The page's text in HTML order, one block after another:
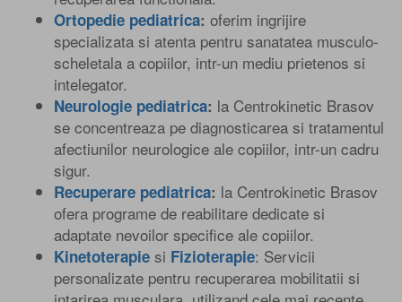
DR. ANDREEA MITULESCU
Medic primar Medicina fizica si de Reabilitare
Ortopedie pediatrica: oferim ingrijire
specializata si atenta pentru sanatatea musculo-
scheletala a copiilor, intr-un mediu prietenos si
intelegator.
Neurologie pediatrica: la Centrokinetic Brasov
se concentreaza pe diagnosticarea si tratamentul
afectiunilor neurologice ale copiilor, intr-un cadru
sigur.
Recuperare pediatrica: la Centrokinetic Brasov
ofera programe de reabilitare dedicate si
adaptate nevoilor specifice ale copiilor.
Kinetoterapie si Fizioterapie: Servicii
personalizate pentru recuperarea mobilitatii si